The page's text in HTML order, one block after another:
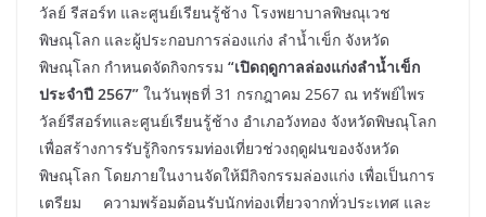
วัลย์ รีสอร์ท และศูนย์เรียนรู้ช้าง โรงพยาบาลพิษณุเวช
พิษณุโลก และผู้ประกอบการล่องแก่ง ลำน้ำเข็ก จังหวัด
พิษณุโลก กำหนดจัดกิจกรรม “เปิดฤดูกาลล่องแก่งลำน้ำเข็ก
ประจำปี 2567” ในวันพุธที่ 31 กรกฎาคม 2567 ณ ทรัพย์ไพร
วัลย์รีสอร์ทและศูนย์เรียนรู้ช้าง อำเภอวังทอง จังหวัดพิษณุโลก
เพื่อสร้างการรับรู้กิจกรรมท่องเที่ยวช่วงฤดูฝนของจังหวัด
พิษณุโลก โดยภายในงานจัดให้มีกิจกรรมล่องแก่ง เพื่อเป็นการ
เตรียม ความพร้อมต้อนรับนักท่องเที่ยวจากทั่วประเทศ และ